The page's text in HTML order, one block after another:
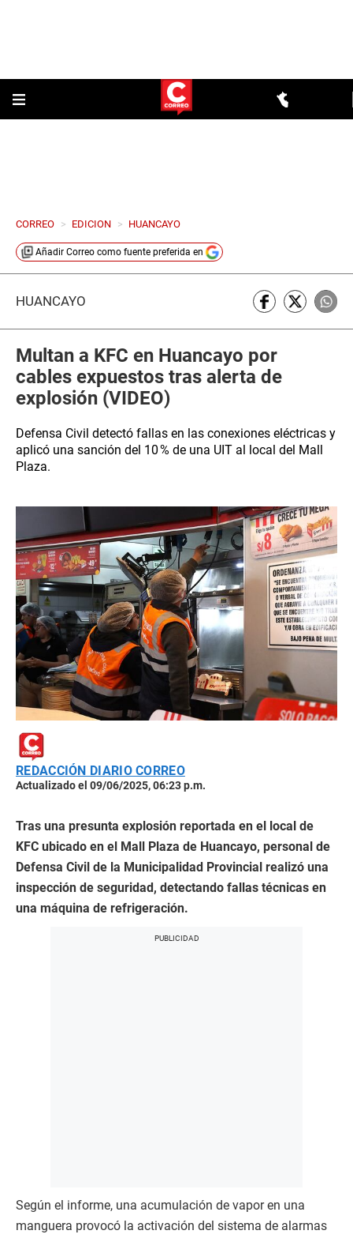
CORREO > EDICION > HUANCAYO
Añadir Correo como fuente preferida en
HUANCAYO
Multan a KFC en Huancayo por
cables expuestos tras alerta de
explosión (VIDEO)
Defensa Civil detectó fallas en las conexiones eléctricas y
aplicó una sanción del 10 % de una UIT al local del Mall
Plaza.
REDACCIÓN DIARIO CORREO
Actualizado el 09/06/2025, 06:23 p.m.
Tras una presunta explosión reportada en el local de
KFC ubicado en el Mall Plaza de Huancayo, personal de
Defensa Civil de la Municipalidad Provincial realizó una
inspección de seguridad, detectando fallas técnicas en
una máquina de refrigeración.
Según el informe, una acumulación de vapor en una
manguera provocó la activación del sistema de alarmas